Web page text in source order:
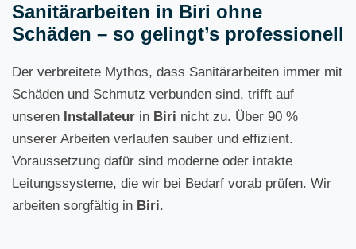
Sanitärarbeiten in Biri ohne
Schäden – so gelingt’s professionell
Der verbreitete Mythos, dass Sanitärarbeiten immer mit
Schäden und Schmutz verbunden sind, trifft auf
unseren Installateur in Biri nicht zu. Über 90 %
unserer Arbeiten verlaufen sauber und effizient.
Voraussetzung dafür sind moderne oder intakte
Leitungssysteme, die wir bei Bedarf vorab prüfen. Wir
arbeiten sorgfältig in Biri.